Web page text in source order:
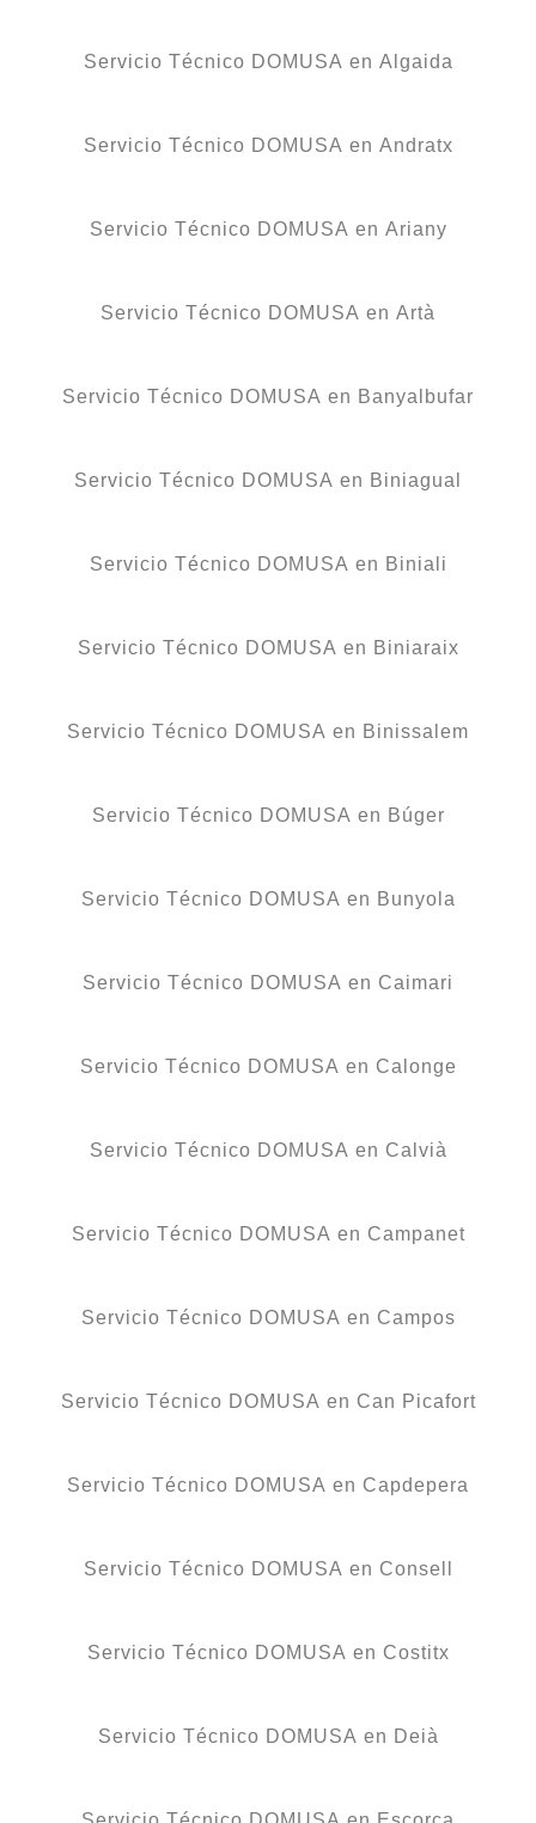
Servicio Técnico DOMUSA en Algaida
Servicio Técnico DOMUSA en Andratx
Servicio Técnico DOMUSA en Ariany
Servicio Técnico DOMUSA en Artà
Servicio Técnico DOMUSA en Banyalbufar
Servicio Técnico DOMUSA en Biniagual
Servicio Técnico DOMUSA en Biniali
Servicio Técnico DOMUSA en Biniaraix
Servicio Técnico DOMUSA en Binissalem
Servicio Técnico DOMUSA en Búger
Servicio Técnico DOMUSA en Bunyola
Servicio Técnico DOMUSA en Caimari
Servicio Técnico DOMUSA en Calonge
Servicio Técnico DOMUSA en Calvià
Servicio Técnico DOMUSA en Campanet
Servicio Técnico DOMUSA en Campos
Servicio Técnico DOMUSA en Can Picafort
Servicio Técnico DOMUSA en Capdepera
Servicio Técnico DOMUSA en Consell
Servicio Técnico DOMUSA en Costitx
Servicio Técnico DOMUSA en Deià